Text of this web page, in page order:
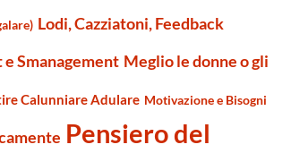
Lodi, Cazziatoni, Feedback
Smanagement Meglio le donne o gli
Calunniare Adulare Motivazione e Bisogni
Pensiero del